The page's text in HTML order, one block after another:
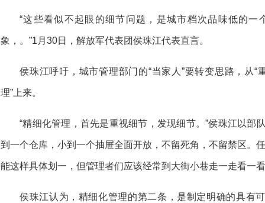
“这些看似不起眼的细节问题，是城市档次品味低的
象，。”1月30日，解放军代表团侯珠江代表直言。
侯珠江呼吁，城市管理部门的“当家人”要转变思路，从“
理”上来。
“精细化管理，首先是重视细节，发现细节。”侯珠江以部
到一个仓库，小到一个抽屉全面开放，不留死角，不留禁区。
能这样具体划一，但管理者们应该经常到大街小巷走一走看
侯珠江认为，精细化管理的第二条，是制定明确的具有